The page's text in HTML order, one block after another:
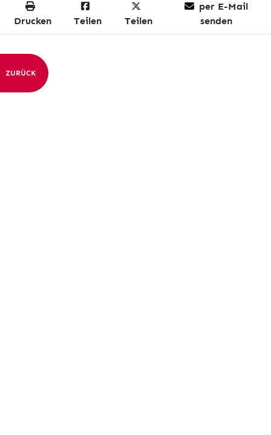
Drucken Teilen Teilen
per E-Mail
senden
ZURÜCK